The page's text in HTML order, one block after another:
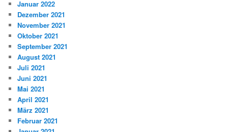
Januar 2022
Dezember 2021
November 2021
Oktober 2021
September 2021
August 2021
Juli 2021
Juni 2021
Mai 2021
April 2021
März 2021
Februar 2021